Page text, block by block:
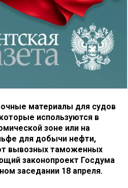
материалы для судов
используются в
зоне или на
для добычи нефти,
вывозных таможенных
законопроект Госдума
заседании 18 апреля.